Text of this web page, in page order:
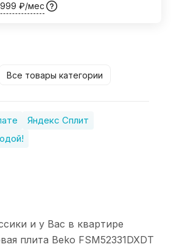
₽/мес
Все товары категории
Яндекс Сплит
и у Вас в квартире
плита Beko FSM52331DXDT